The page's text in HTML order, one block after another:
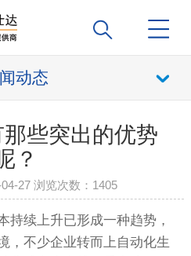
动态
些突出的优势
？
27 浏览次数： 1405
持续上升已形成一种趋势，
，不少企业转而上自动化生